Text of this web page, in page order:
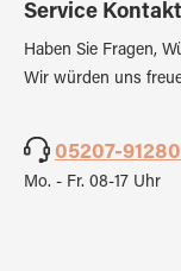
Service Kontakt
Haben Sie Fragen,
Wir würden uns
05207-91280
Mo. - Fr. 08-17 Uhr